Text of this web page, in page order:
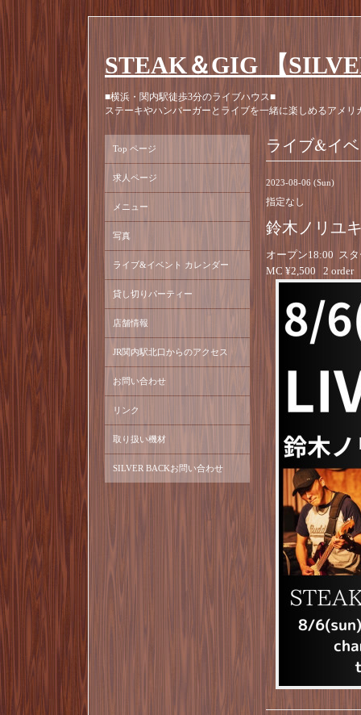
STEAK＆GIG 【
■横浜・関内駅徒歩3分のライブハウス■
ステーキやハンバーガーとライブを一緒に楽しめるアメリ
ライブ&イ
2023-08-06 (Sun)
指定なし
鈴木ノリ
オープン18:00 ス
MC ¥2,500 2 order
Top ページ
求人ページ
メニュー
写真
ライブ&イベント カレンダー
貸し切りパーティー
店舗情報
JR関内駅北口からのアクセス
お問い合わせ
リンク
取り扱い機材
SILVER BACKお問い合わせ